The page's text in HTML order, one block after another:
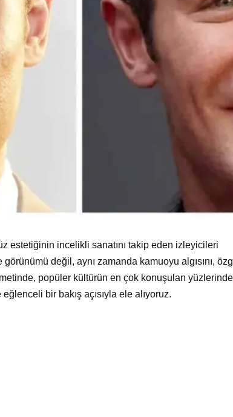
estetiğinin incelikli sanatını takip eden izleyicileri
değil, aynı zamanda kamuoyu algısını,
popüler kültürün en çok konuşulan
bir bakış açısıyla ele alıyoruz.